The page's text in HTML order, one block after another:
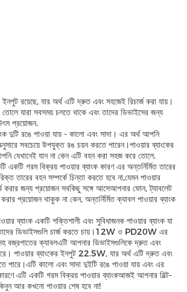
রয়েছে, যার অর্থ এটি দ্রুত এবং সহজেই রিচার্জ করা যায়।
যারা সবসময় চলতে থাকে এবং তাদের ডিভাইসের জন্য
প্রয়োজন.
দুটি রঙে পাওয়া যায় - কালো এবং সাদা। এর অর্থ আপনি
সবচেয়ে উপযুক্ত রঙ চয়ন করতে পারেন।পাওয়ার ব্যাংকের
যেখানেই যান না কেন এটি বহন করা সহজ করে তোলে.
একটি গরম বিক্রয় পাওয়ার ব্যাংক কারণ এর অন্তর্নির্মিত তারের
তারের বহন সম্পর্কে চিন্তা করতে হবে না,যেমন পাওয়ার
করার জন্য প্রয়োজন সবকিছু সঙ্গে আসেআপনার ফোন, ট্যাবলেট
প্রয়োজন থাকুক না কেন, অন্তর্নির্মিত ক্যাবল পাওয়ার ব্যাংক
ব্যাংক একটি শক্তিশালী এবং সুবিধাজনক পাওয়ার ব্যাংক যা
ডিভাইসগুলি চার্জ করতে চায়।12W ও PD20W এর
বজ্রপাতের ক্যাবলএটি আপনার ডিভাইসগুলিকে দ্রুত এবং
পাওয়ার ব্যাংকের ইনপুট 22.5W, যার অর্থ এটি দ্রুত এবং
পারে।এটি কালো এবং সাদা দুইটি রঙে পাওয়া যায় এবং এর
এটি একটি গরম বিক্রয় পাওয়ার ব্যাংকআজই আপনার বিল্ট-
আর কখনো পাওয়ার শেষ হবে না!